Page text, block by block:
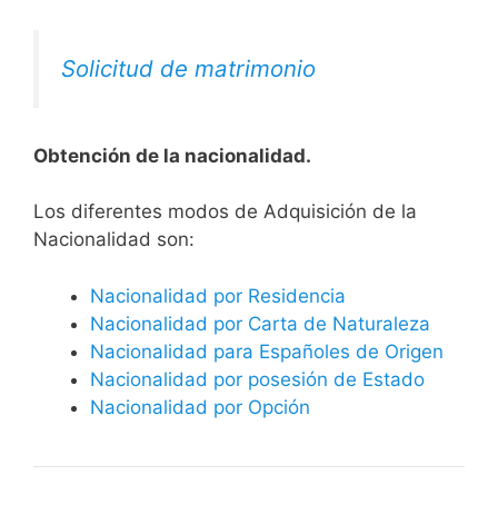
Solicitud de matrimonio
Obtención de la nacionalidad.
​​​Los diferentes modos de Adquisición de la
Nacionalidad son:
Nacionalidad por Residencia
Nacionalidad por Carta de Naturaleza
Nacionalidad para Españoles de Origen
Nacionalidad por posesión de Estado
Nacionalidad por Opción